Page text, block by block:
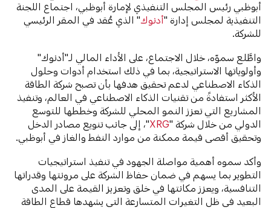
أبوظبي رئيس المجلس التنفيذي لإمارة أبوظبي، اجتماع اللجنة
التنفيذية لمجلس إدارة "أدنوك" الذي عُقد في المقر الرئيسي
للشركة.
واطَّلع سموّه، خلال الاجتماع، على الأداء المالي لـ"أدنوك"
وأولوياتها الاستراتيجية، بما في ذلك استخدام أدوات وحلول
الذكاء الاصطناعي لدعم تحقيق هدفها بأن تصبح شركة الطاقة
الأكثر استفادةً من تقنيات الذكاء الاصطناعي في العالم، وتنفيذ
المشاريع التي تعزز النمو المحلي للشركة وخططها للتوسع
الدولي من خلال شركة "XRG"، إلى جانب تنويع مصادر الدخل
وتحقيق أقصى قيمة ممكنة من موارد النفط والغاز في أبوظبي.
وأكد سموه أهمية مواصلة الجهود في تنفيذ استراتيجيات
التطوير بما يسهم في ضمان حفاظ الشركة على مرونتها وقدراتها
التنافسية، ويعزز مكانتها في خلق وتعزيز القيمة على المدى
البعيد في ظل التغيرات المتسارعة التي يشهدها قطاع الطاقة